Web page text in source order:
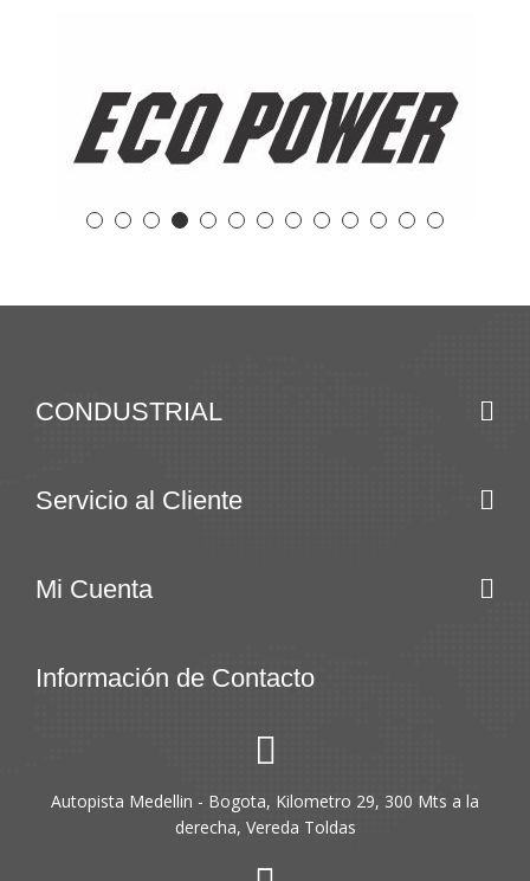
CONDUSTRIAL
Servicio al Cliente
Mi Cuenta
Información de Contacto
Autopista Medellin - Bogota, Kilometro 29, 300 Mts a la
derecha, Vereda Toldas